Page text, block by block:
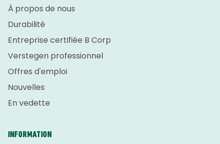
À propos de nous
Durabilité
Entreprise certifiée B Corp
Verstegen professionnel
Offres d'emploi
Nouvelles
En vedette
INFORMATION